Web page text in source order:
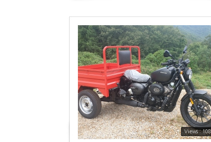
Views :
10893